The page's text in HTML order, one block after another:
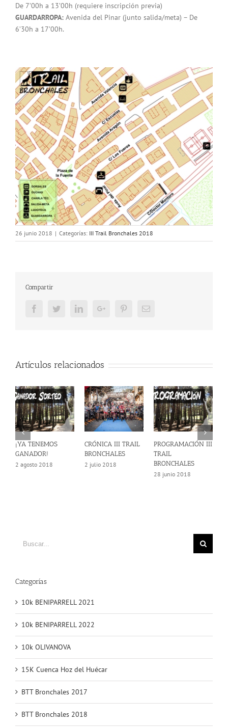
De 7’00h a 13’00h (requiere inscripción previa)
GUARDARROPA: Avenida del Pinar (junto salida/meta) – De
6’30h a 17’00h.
26 junio 2018 | Categorías: III Trail Bronchales 2018
Compartir
FacebookTwitterLinkedInGoogle+ PinterestEmail
Artículos relacionados
CRÓNICA III TRAIL
BRONCHALES
2 julio 2018
PROGRAMACIÓN III
TRAIL
BRONCHALES
CIERRE DE
INSCRIPCIONES III
TRAIL
BRONCHALES
Buscar
10k BENIPARRELL 2021
10k BENIPARRELL 2022
10k OLIVANOVA
15K Cuenca Hoz del Huécar
BTT Bronchales 2017
BTT Bronchales 2018